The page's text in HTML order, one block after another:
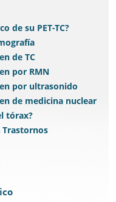
de su PET-TC?
de TC
por RMN
por ultrasonido
de medicina nuclear
tórax?
Trastornos